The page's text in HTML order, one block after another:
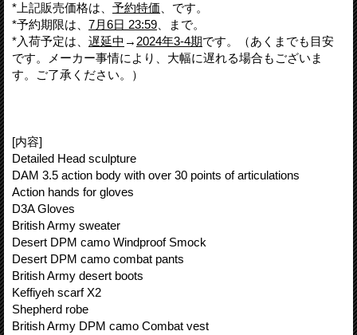
*上記販売価格は、 予約特価 、です。
*予約期限は、 7月6日 23:59 、まで。
*入荷予定は、 遅延中 → 2024年3-4期です。（あくまでも目安
です。メーカー事情により、大幅に遅れる場合もございま
す。ご了承ください。）
[内容]
Detailed Head sculpture
DAM 3.5 action body with over 30 points of articulations
Action hands for gloves
D3A Gloves
British Army sweater
Desert DPM camo Windproof Smock
Desert DPM camo combat pants
British Army desert boots
Keffiyeh scarf X2
Shepherd robe
British Army DPM camo Combat vest